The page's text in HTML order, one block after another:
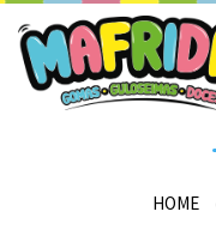
HOME